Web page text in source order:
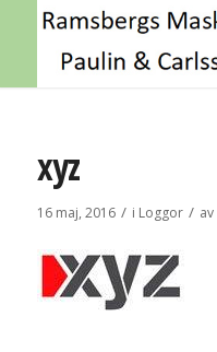
xyz
16 maj, 2016 / i Loggor / av